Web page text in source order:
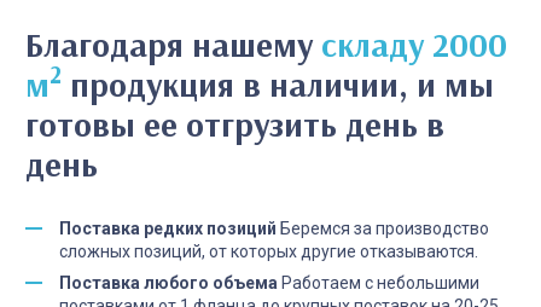
Благодаря нашему складу 2000
м2 продукция в наличии, и мы
готовы ее отгрузить день в
день
Поставка редких позиций Беремся за производство
сложных позиций, от которых другие отказываются.
Поставка любого объема Работаем с небольшими